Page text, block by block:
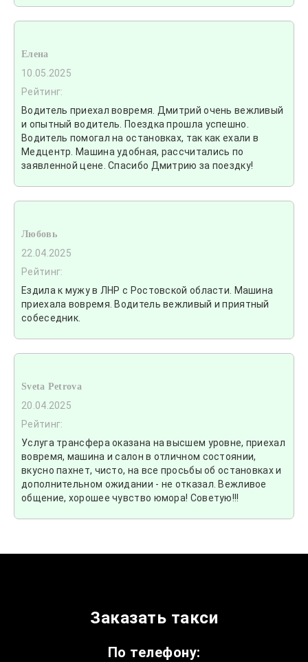
Елена
10.05.2025
Рейтинг:
Водитель приехал вовремя. Дмитрий очень вежливый
и опытный водитель. Поездка прошла успешно.
Водитель помогал на остановках, так как ехали в
Медцентр. Машина удобная, рассчитались по
заявленной цене. Спасибо Дмитрию за поездку!
Любовь
22.04.2025
Рейтинг:
Ездила к мужу в ЛНР с Ростовской области. Машина
приехала вовремя. Водитель вежливый и приятный
собеседник.
Sveta Petrova
20.04.2025
Рейтинг:
Услуга трансфера оказана на высшем уровне, приехал
вовремя, машина и салон в отличном состоянии,
вкусно пахнет, чисто, на все просьбы об остановках и
дополнительном ожидании - не отказал. Вежливое
общение, хорошее чувство юмора! Советую!!!
Заказать такси
По телефону: